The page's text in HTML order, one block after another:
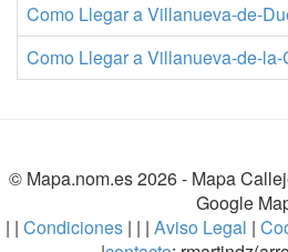
Como Llegar a Villanueva-de-
Como Llegar a Villanueva-de-
© Mapa.nom.es 2026 - Mapa
Google
| | Condiciones| | | Aviso Legal |